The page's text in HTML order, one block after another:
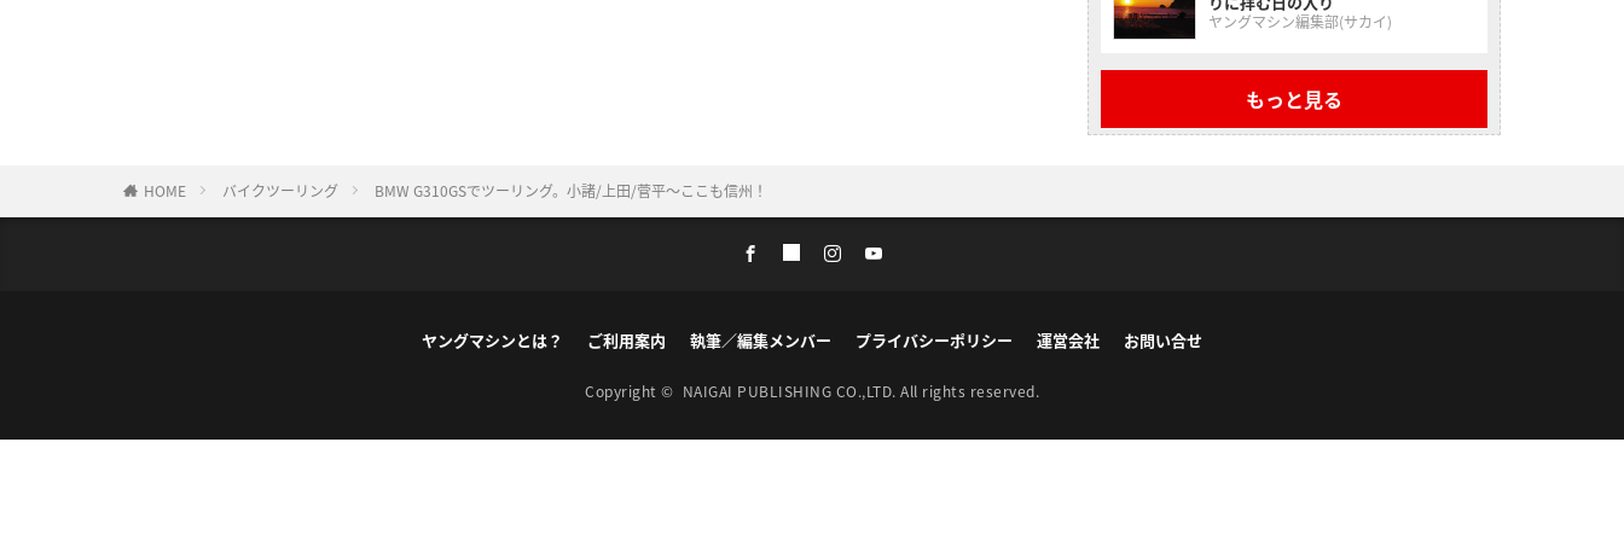
ヤングマシン編集部(サカイ)
もっと見る
HOME バイクツーリング BMW G310GSでツーリング。小諸/上田/菅平〜ここも信州！
ヤングマシンとは？ ご利用案内 執筆／編集メンバー プライバシーポリシー 運営会社 お問い合せ
Copyright © NAIGAI PUBLISHING CO.,LTD. All rights reserved.